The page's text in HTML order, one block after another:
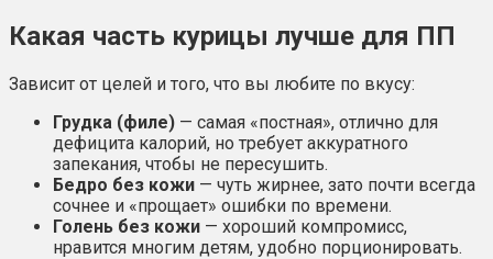
Какая часть курицы лучше для ПП
Зависит от целей и того, что вы любите по вкусу:
Грудка (филе) — самая «постная», отлично для
дефицита калорий, но требует аккуратного
запекания, чтобы не пересушить.
Бедро без кожи — чуть жирнее, зато почти всегда
сочнее и «прощает» ошибки по времени.
Голень без кожи — хороший компромисс,
нравится многим детям, удобно порционировать.